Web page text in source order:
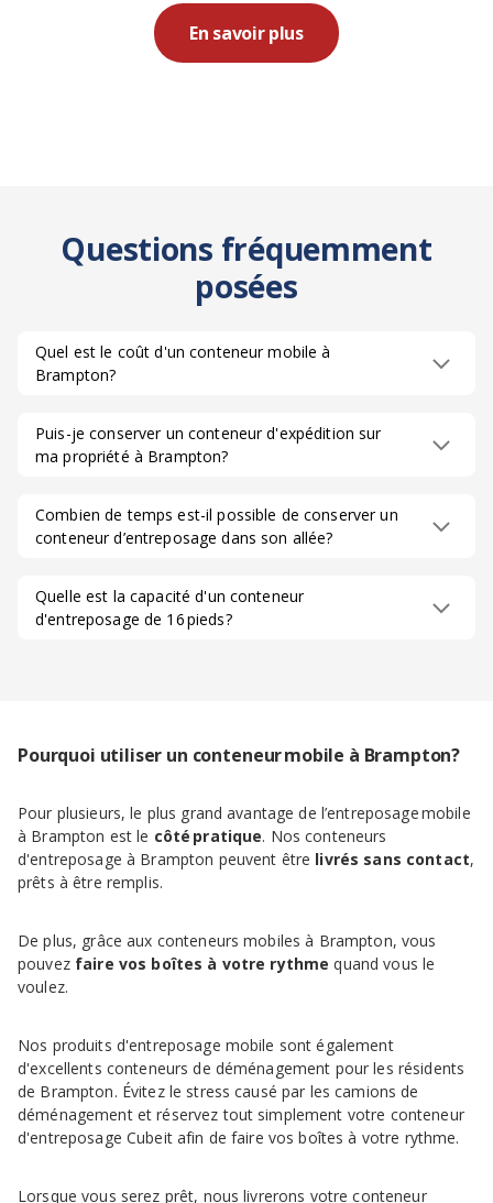
En savoir plus
Questions fréquemment
posées
Quel est le coût d'un conteneur mobile à
Brampton?
Puis-je conserver un conteneur d'expédition sur
ma propriété à Brampton?
Combien de temps est-il possible de conserver un
conteneur d’entreposage dans son allée?
Quelle est la capacité d'un conteneur
d'entreposage de 16 pieds?
Pourquoi utiliser un conteneur mobile à Brampton?
Pour plusieurs, le plus grand avantage de l’entreposage mobile
à Brampton est le côté pratique. Nos conteneurs
d'entreposage à Brampton peuvent être livrés sans contact,
prêts à être remplis.
De plus, grâce aux conteneurs mobiles à Brampton, vous
pouvez faire vos boîtes à votre rythme quand vous le
voulez.
Nos produits d'entreposage mobile sont également
d'excellents conteneurs de déménagement pour les résidents
de Brampton. Évitez le stress causé par les camions de
déménagement et réservez tout simplement votre conteneur
d'entreposage Cubeit afin de faire vos boîtes à votre rythme.
Lorsque vous serez prêt, nous livrerons votre conteneur